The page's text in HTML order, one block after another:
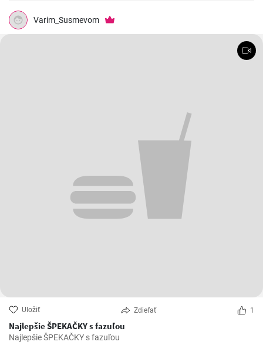
Varim_Susmevom
Uložiť Zdieľať 1
Najlepšie ŠPEKAČKY s fazuľou
Najlepšie ŠPEKAČKY s fazuľou